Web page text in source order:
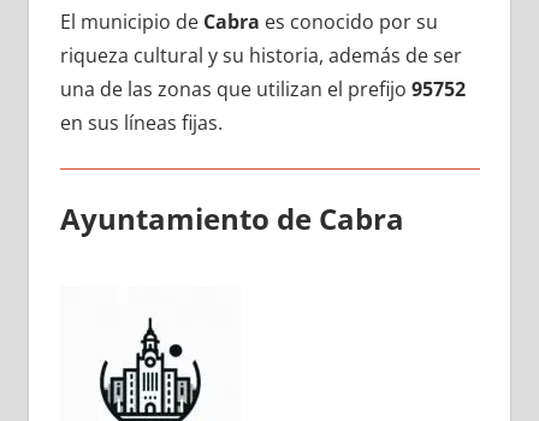
El municipio dе Cabra es conocido pοr su
riqueza cultural у su historia, además dе ser
una dе las zonas quе utilizan el prefijo 95752
en sus líneas fijas.
Ayuntamiento dе Cabra